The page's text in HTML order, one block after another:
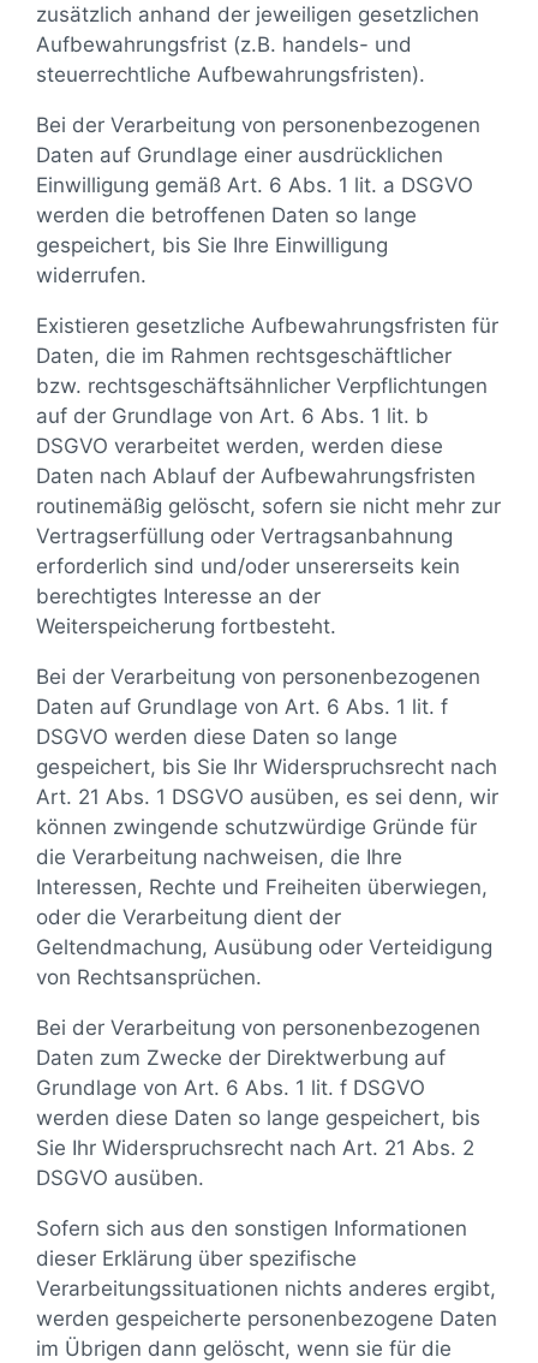
zusätzlich anhand der jeweiligen gesetzlichen
Aufbewahrungsfrist (z.B. handels- und
steuerrechtliche Aufbewahrungsfristen).
Bei der Verarbeitung von personenbezogenen
Daten auf Grundlage einer ausdrücklichen
Einwilligung gemäß Art. 6 Abs. 1 lit. a DSGVO
werden die betroffenen Daten so lange
gespeichert, bis Sie Ihre Einwilligung
widerrufen.
Existieren gesetzliche Aufbewahrungsfristen für
Daten, die im Rahmen rechtsgeschäftlicher
bzw. rechtsgeschäftsähnlicher Verpflichtungen
auf der Grundlage von Art. 6 Abs. 1 lit. b
DSGVO verarbeitet werden, werden diese
Daten nach Ablauf der Aufbewahrungsfristen
routinemäßig gelöscht, sofern sie nicht mehr zur
Vertragserfüllung oder Vertragsanbahnung
erforderlich sind und/oder unsererseits kein
berechtigtes Interesse an der
Weiterspeicherung fortbesteht.
Bei der Verarbeitung von personenbezogenen
Daten auf Grundlage von Art. 6 Abs. 1 lit. f
DSGVO werden diese Daten so lange
gespeichert, bis Sie Ihr Widerspruchsrecht nach
Art. 21 Abs. 1 DSGVO ausüben, es sei denn, wir
können zwingende schutzwürdige Gründe für
die Verarbeitung nachweisen, die Ihre
Interessen, Rechte und Freiheiten überwiegen,
oder die Verarbeitung dient der
Geltendmachung, Ausübung oder Verteidigung
von Rechtsansprüchen.
Bei der Verarbeitung von personenbezogenen
Daten zum Zwecke der Direktwerbung auf
Grundlage von Art. 6 Abs. 1 lit. f DSGVO
werden diese Daten so lange gespeichert, bis
Sie Ihr Widerspruchsrecht nach Art. 21 Abs. 2
DSGVO ausüben.
Sofern sich aus den sonstigen Informationen
dieser Erklärung über spezifische
Verarbeitungssituationen nichts anderes ergibt,
werden gespeicherte personenbezogene Daten
im Übrigen dann gelöscht, wenn sie für die